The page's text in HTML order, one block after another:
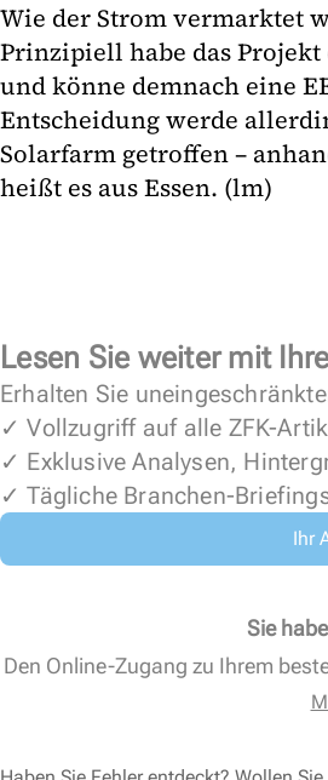
Wie der Strom vermarktet
Prinzipiell habe das
und könne demnach eine
Entscheidung werde
Solarfarm getroffen –
heißt es aus Essen. (lm)
Lesen Sie weiter mit
Erhalten Sie
✓ Vollzugriff auf alle ZFK-
✓ Exklusive Analysen,
✓ Tägliche Branchen-
Ihr
Sie
Den Online-Zugang zu Ihrem